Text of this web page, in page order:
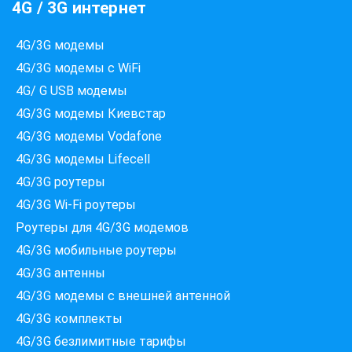
4G / 3G интернет
4G/3G модемы
4G/3G модемы с WiFi
4G/ G USB модемы
4G/3G модемы Киевстар
4G/3G модемы Vodafone
4G/3G модемы Lifecell
4G/3G роутеры
4G/3G Wi-Fi роутеры
Роутеры для 4G/3G модемов
4G/3G мобильные роутеры
4G/3G антенны
4G/3G модемы c внешней антенной
4G/3G комплекты
4G/3G безлимитные тарифы
Які провайдери працюють